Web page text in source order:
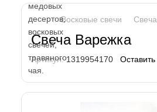
Восковые свечи
Свеча Варежка
Артикул:1319954170